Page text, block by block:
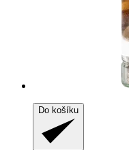
Do košíku